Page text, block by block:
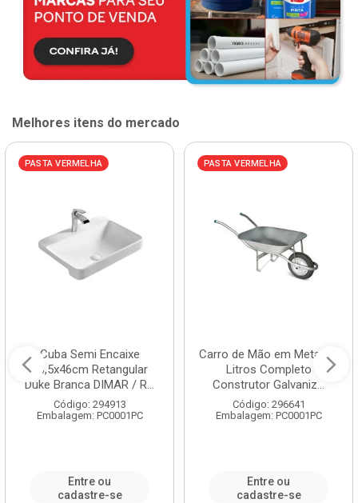
Melhores itens do mercado
PASTA VERMELHA
Cuba Semi Encaixe
58,5x46cm Retangular
Duke Branca DIMAR / R...
Código: 294913
Embalagem: PC0001PC
Entre ou
cadastre-se
PASTA VERMELHA
Carro de Mão em Metal 60
Litros Completo
Construtor Galvaniz...
Código: 296641
Embalagem: PC0001PC
Entre ou
cadastre-se